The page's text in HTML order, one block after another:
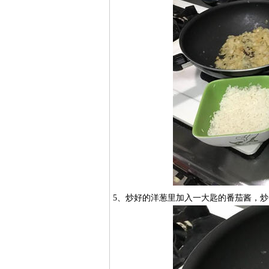
5、炒好的洋葱里加入一大匙的番茄酱，